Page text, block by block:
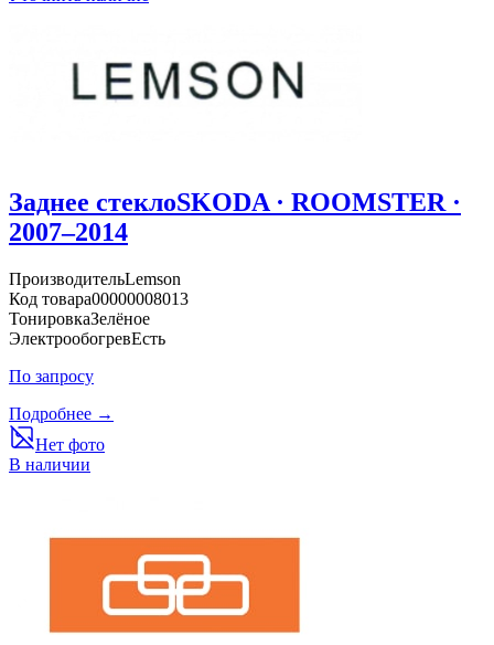
Заднее стеклоSKODA · ROOMSTER ·
2007–2014
ПроизводительLemson
Код товара00000008013
ТонировкаЗелёное
ЭлектрообогревЕсть
По запросу
Подробнее →
Нет фото
В наличии